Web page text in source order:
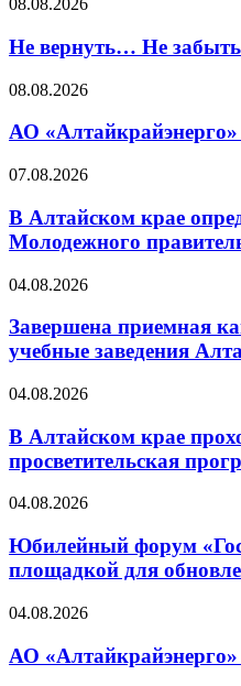
08.08.2026
Не вернуть… Не
08.08.2026
АО
07.08.2026
В Алтайском крае
Молодежного
04.08.2026
Завершена приемная
учебные заведения
04.08.2026
В Алтайском крае
просветительская
04.08.2026
Юбилейный форум
площадкой для
04.08.2026
АО